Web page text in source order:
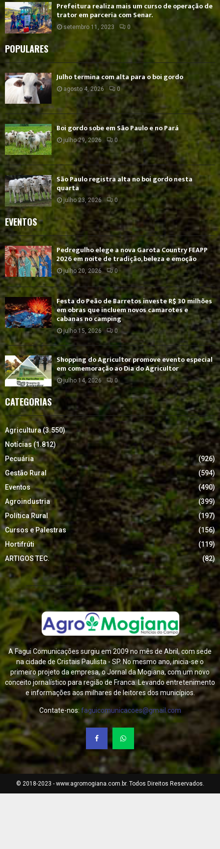
Prefeitura realiza mais um curso de operação de
trator em parceria com Senar.
setembro 11, 2023 0
POPULARES
Julho termina com alta para o boi gordo
agosto 4, 2026 0
Boi gordo sobe em São Paulo e no Pará
julho 29, 2026 0
São Paulo registra alta no boi gordo nesta
quarta
julho 23, 2026 0
EVENTOS
Pedregulho elege a nova Garota Country FEAPP
2026 em noite de tradição, beleza e emoção
julho 20, 2026 0
Festa do Peão de Barretos investe R$ 30 milhões
em obras que incluem novos camarotes e
cabanas no camping
julho 15, 2026 0
Shopping do Agricultor promove evento especial
em comemoração ao Dia do Agricultor
julho 14, 2026 0
CATEGORIAS
Agricultura(3.550)
Notícias (1.812)
Pecuária
(926)
Gestão Rural
(594)
Eventos
(490)
Agroindustria
(399)
Política Rural
(197)
Cursos e Palestras
(156)
Hortifrúti
(119)
ARTIGOS TEC.
(82)
A Fagui Comunicações surgiu em 2009 no mês de Abril, com sede
na cidade de Cristais Paulista - SP. No mesmo ano, inicia-se o
primeiro projeto da empresa, o Jornal da Mogiana, com um novo
conceito jornalístico para região de Franca. Levando entretenimento
e informações aos milhares de leitores dos municípios.
Contate-nos: faguicomunicacoes@gmail.com
© 2018-2023 - www.agromogiana.com.br. Todos Direitos Reservados.